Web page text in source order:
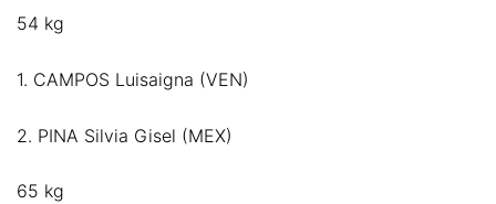
54 kg
1. CAMPOS Luisaigna (VEN)
2. PINA Silvia Gisel (MEX)
65 kg